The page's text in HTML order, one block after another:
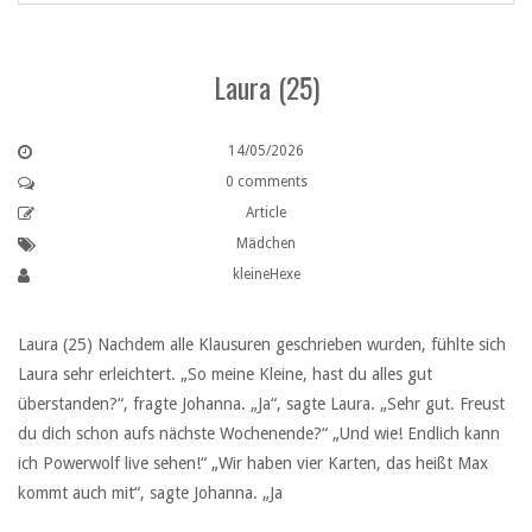
Laura (25)
14/05/2026
0 comments
Article
Mädchen
kleineHexe
Laura (25) Nachdem alle Klausuren geschrieben wurden, fühlte sich
Laura sehr erleichtert. „So meine Kleine, hast du alles gut
überstanden?“, fragte Johanna. „Ja“, sagte Laura. „Sehr gut. Freust
du dich schon aufs nächste Wochenende?“ „Und wie! Endlich kann
ich Powerwolf live sehen!“ „Wir haben vier Karten, das heißt Max
kommt auch mit“, sagte Johanna. „Ja